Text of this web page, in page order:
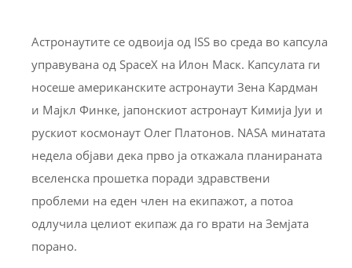
Астронаутите се одвоија од ISS во среда во капсула
управувана од SpaceX на Илон Маск. Капсулата ги
носеше американските астронаути Зена Кардман
и Мајкл Финке, јапонскиот астронаут Кимија Јуи и
рускиот космонаут Олег Платонов. NASA минатата
недела објави дека прво ја откажала планираната
вселенска прошетка поради здравствени
проблеми на еден член на екипажот, а потоа
одлучила целиот екипаж да го врати на Земјата
порано.